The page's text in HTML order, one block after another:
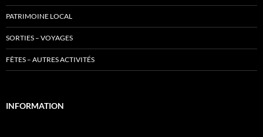
PATRIMOINE LOCAL
SORTIES – VOYAGES
FÊTES – AUTRES ACTIVITÉS
INFORMATION